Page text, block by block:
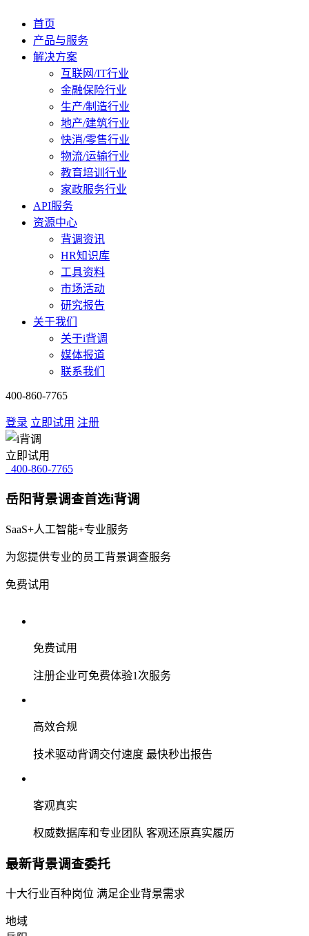
首页
产品与服务
解决方案
互联网/IT行业
金融保险行业
生产/制造行业
地产/建筑行业
快消/零售行业
物流/运输行业
教育培训行业
家政服务行业
API服务
资源中心
背调资讯
HR知识库
工具资料
市场活动
研究报告
关于我们
关于i背调
媒体报道
联系我们
400-860-7765
登录 立即试用 注册
立即试用
400-860-7765
岳阳背景调查首选i背调
SaaS+人工智能+专业服务
为您提供专业的员工背景调查服务
免费试用
免费试用
注册企业可免费体验1次服务
高效合规
技术驱动背调交付速度 最快秒出报告
客观真实
权威数据库和专业团队 客观还原真实履历
最新背景调查委托
十大行业百种岗位 满足企业背景需求
地域